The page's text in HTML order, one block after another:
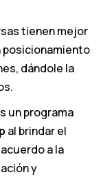
tienen mejor
posicionamiento
dándole la
un programa
al brindar el
a la
y